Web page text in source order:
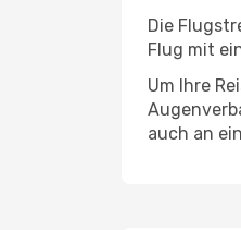
Die
Flug mit
Um Ihre
auch an